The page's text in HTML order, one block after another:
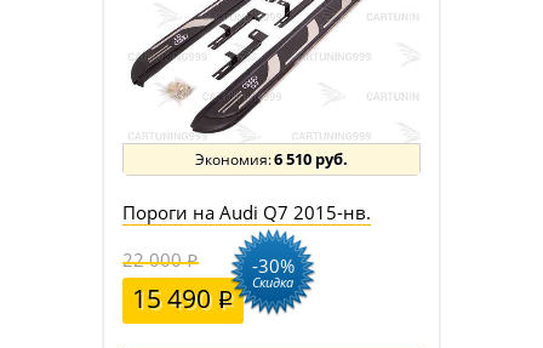
6 510 руб.
Пороги на Audi Q7 2015-нв.
22 000
15 490
-30%
Скидка